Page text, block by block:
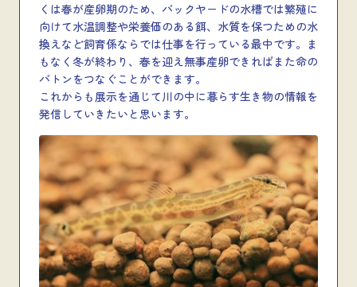
くは春が産卵期のため、バックヤードの水槽では繁殖に
向けて水温調整や栄養価のある餌、水質を保つための水
換えなど飼育係ならでは仕事を行っている最中です。ま
もなく冬が終わり、春を迎え無事産卵できればまた命の
バトンをつなぐことができます。
これからも展示を通じて川の中に暮らす生き物の情報を
発信していきたいと思います。